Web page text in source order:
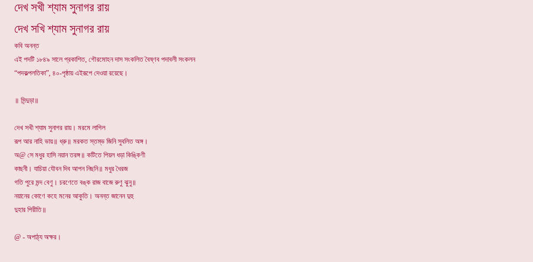
দেখ সখী শ্যাম সুনাগর রায়
দেখ সখি শ্যাম সুনাগর রায়
কবি অনন্ত
এই পদটি ১৮৪৯ সালে প্রকাশিত, গৌরমোহন দাস সংকলিত বৈষ্ণব পদাবলী সংকলন
“পদকল্পলতিকা”, ৪০-পৃষ্ঠায় এইরূপে দেওয়া রয়েছে।
॥ সিন্দুড়া॥
দেখ সখী শ্যাম সুনাগর রায়। মরমে লাগিল
রূপ আর নাহি ভায়॥ ধ্রু॥ মরকত স্তম্ভ জিনি সুবলিত অঙ্গ।
অ@ সে মধুর হাসি নয়ান তরঙ্গ॥ কটিতে পিয়ল ধড়া কিঙ্কিণী
কাছনী। যাচিয়া যৌবন দিব আপন নিছনি॥ মধুর ধৈরজ
গতি পুরে মন্দ বেণু। চরণেতে বঙ্ক রাজ বাজে রুণু ঝুনু॥
নয়ানের কোণে কহে মনের আকুতি। অনন্ত জানেন দুহু
দুহার পিরীতি॥
@ - অপাঠ্য অক্ষর।